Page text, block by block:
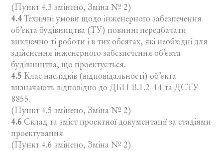
(Пункт 4.3 змінено, Зміна № 2)
4.4 Технічні умови щодо інженерного забезпечення
об’єкта будівництва (ТУ) повинні передбачати
виключно ті роботи і в тих обсягах, які необхідні для
здійснення інженерного забезпечення об’єкта
будівництва, що проектується.
4.5 Клас наслідків (відповідальності) об’єкта
визначають відповідно до ДБН В.1.2-14 та ДСТУ
8855.
(Пункт 4.5 змінено, Зміна № 2)
4.6 Склад та зміст проектної документації за стадіями
проектування
(Пункт 4.6 змінено, Зміна № 2)